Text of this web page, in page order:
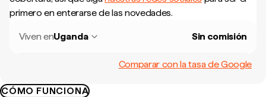
primero en enterarse de las novedades.
Viven enUganda Sin comisión
Comparar con la tasa de Google
CÓMO FUNCIONA